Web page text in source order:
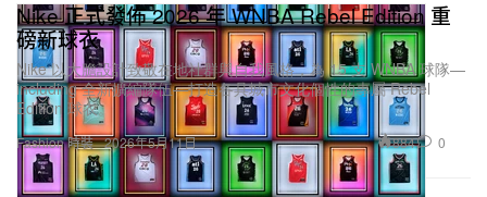
Fashion 時裝
Nike 正式發佈 2026 年 WNBA Rebel Edition 重
磅新球衣
Nike 以大膽設計致敬在地社群與自我風格，為 15 支 WNBA 球隊—
including 全新擴編隊伍—打造各具城市文化個性的專屬 Rebel
Edition 球衣。
2026年5月11日 884 0